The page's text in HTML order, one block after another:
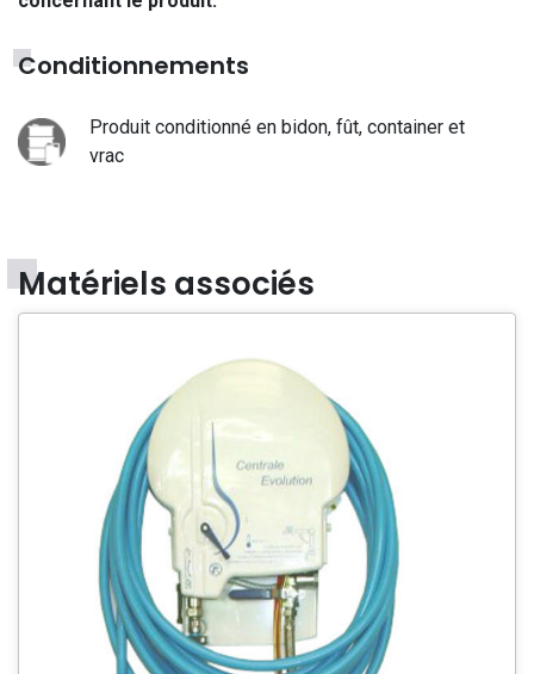
Conditionnements
Produit conditionné en bidon, fût, container et
vrac
Matériels associés